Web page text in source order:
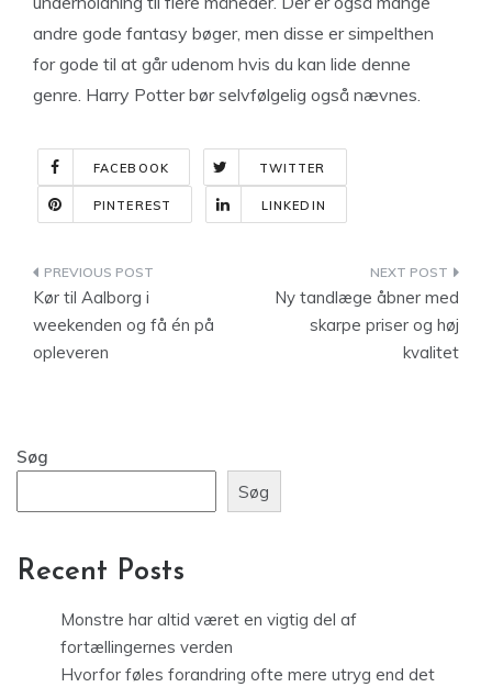
andre gode fantasy bøger, men disse er simpelthen
for gode til at går udenom hvis du kan lide denne
genre. Harry Potter bør selvfølgelig også nævnes.
FACEBOOK TWITTER
PINTEREST LINKEDIN
Indlægsnavigation
Kør til Aalborg i
weekenden og få én på
opleveren
Ny tandlæge åbner med
skarpe priser og høj
kvalitet
Søg
Søg
Recent Posts
Monstre har altid været en vigtig del af
fortællingernes verden
Hvorfor føles forandring ofte mere utryg end det